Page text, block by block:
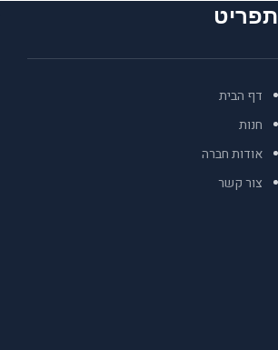
תפריט
דף הבית
חנות
אודות חברה
צור קשר